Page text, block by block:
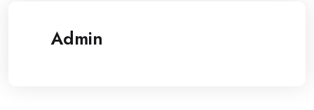
Admin